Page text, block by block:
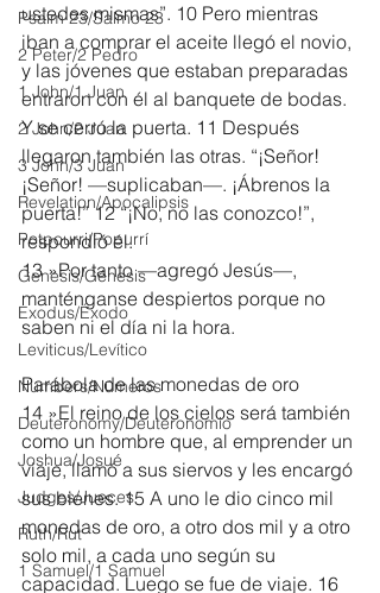
Psalm 23/Salmo 23
2 Peter/2 Pedro
1 John/1 Juan
2 John/2 Juan
3 John/3 Juan
Revelation/Apocalipsis
Potpourri/Popurrí
Genesis/Génesis
Exodus/Éxodo
Leviticus/Levítico
Numbers/Números
Deuteronomy/Deuteronomio
Joshua/Josué
Judges/Jueces
Ruth/Rut
1 Samuel/1 Samuel
ustedes mismas”. 10 Pero mientras
iban a comprar el aceite llegó el novio,
y las jóvenes que estaban preparadas
entraron con él al banquete de bodas.
Y se cerró la puerta. 11 Después
llegaron también las otras. “¡Señor!
¡Señor! —suplicaban—. ¡Ábrenos la
puerta!” 12 “¡No, no las conozco!”,
respondió él.
13 »Por tanto —agregó Jesús—,
manténganse despiertos porque no
saben ni el día ni la hora.
Parábola de las monedas de oro
14 »El reino de los cielos será también
como un hombre que, al emprender un
viaje, llamó a sus siervos y les encargó
sus bienes. 15 A uno le dio cinco mil
monedas de oro, a otro dos mil y a otro
solo mil, a cada uno según su
capacidad. Luego se fue de viaje. 16